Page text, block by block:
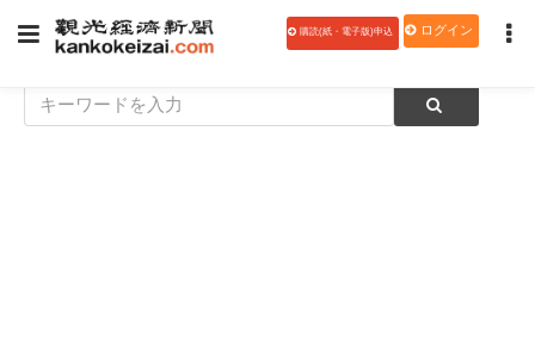
購読(紙・電子版)申込 ログイン